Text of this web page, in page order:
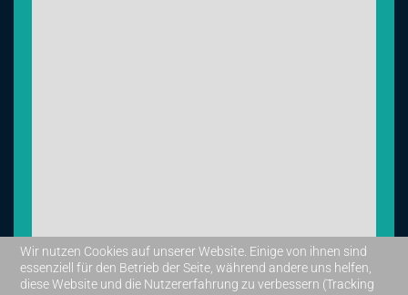
Wir nutzen Cookies auf unserer Website. Einige von ihnen sind
essenziell für den Betrieb der Seite, während andere uns helfen,
diese Website und die Nutzererfahrung zu verbessern (Tracking